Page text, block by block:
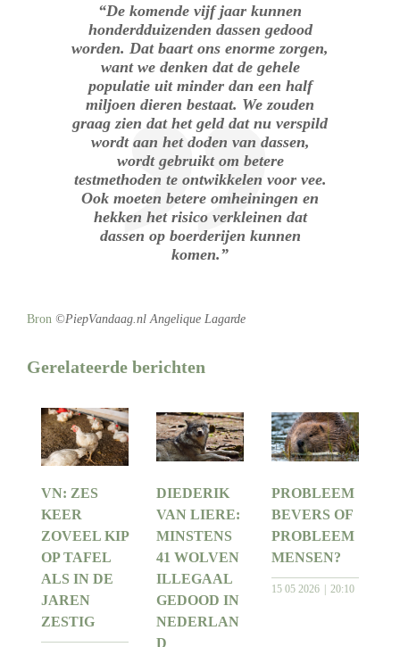
“De komende vijf jaar kunnen
honderdduizenden dassen gedood
worden. Dat baart ons enorme zorgen,
want we denken dat de gehele
populatie uit minder dan een half
miljoen dieren bestaat. We zouden
graag zien dat het geld dat nu verspild
wordt aan het doden van dassen,
wordt gebruikt om betere
testmethoden te ontwikkelen voor vee.
Ook moeten betere omheiningen en
hekken het risico verkleinen dat
dassen op boerderijen kunnen
komen.”
Bron ©PiepVandaag.nl Angelique Lagarde
Gerelateerde berichten
VN: ZES
KEER
ZOVEEL KIP
OP TAFEL
ALS IN DE
JAREN
ZESTIG
DIEDERIK
VAN LIERE:
MINSTENS
41 WOLVEN
ILLEGAAL
GEDOOD IN
NEDERLAN
D
PROBLEEM
BEVERS OF
PROBLEEM
MENSEN?
15 05 2026 20:10